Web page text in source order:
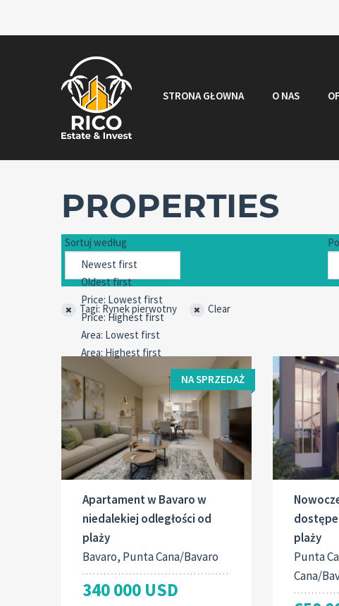
STRONA GŁOWNA O NAS
PROPERTIES
Sortuj według
Tagi: Rynek pierwotny Clear
NA SPRZEDAŻ
Apartament w Bavaro w
niedalekiej odległości od
plaży
Bavaro, Punta Cana/Bavaro
340 000 USD
plaży
Punta
Cana/